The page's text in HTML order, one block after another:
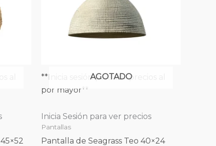
al
AGOTADO
**Inicia sesión para ver precios al
por mayor**
Inicia Sesión para ver precios
Pantallas
Pantalla de Seagrass Teo 40×24